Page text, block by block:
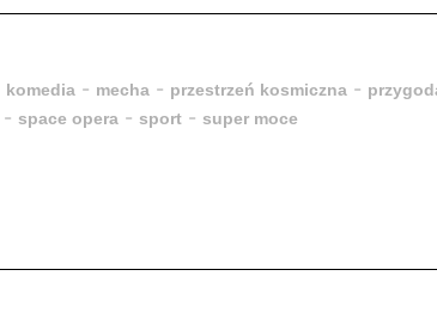
komedia - mecha - przestrzeń kosmiczna -
- space opera - sport - super moce